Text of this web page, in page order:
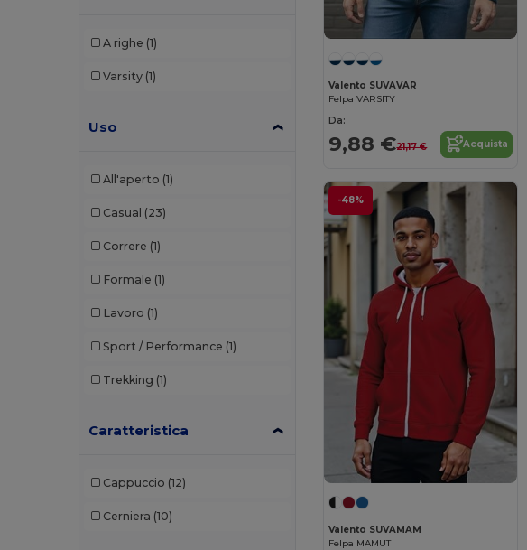
Elevate Life
Herock (6)
Jack&Jones (3)
A righe (1)
Varsity (1)
Uso
All'aperto (1)
Casual (23)
Correre (1)
Formale (1)
Lavoro (1)
Sport / Performance (1)
Trekking (1)
Caratteristica
Cappuccio (12)
Cerniera (10)
Valento SUVAVAR
Felpa VARSITY
Da:
9,88 €21,17 € Acquista
-48%
Valento SUVAMAM
Felpa MAMUT